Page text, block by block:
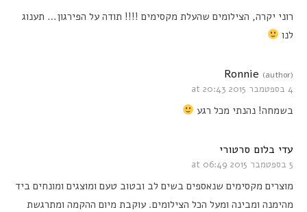
רוני יקרה, הצילומים שהעלת מקסימים !!!! תודה על הפירגון… תענוג
לנו
Ronnie (author)
4 בספטמבר 2015 at 20:43
בשמחה! נהנתי מכל רגע
עדי בלום סרטורי
5 בספטמבר 2015 at 06:49
מוצרים מקסימים שנאספים בשים לב ובטוב טעם ומוצגים ומונחים ביד
מהימנה ומבינה ומעל הכל הצילומים. עוקבת מיום ההקמה ומתרגשת